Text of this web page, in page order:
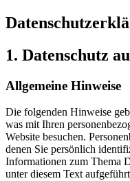
1. Datenschutz
Allgemeine Hinweise
Die folgenden Hinweise
was mit Ihren
Website besuchen.
denen Sie persönlich
Informationen zum Thema
unter diesem Text